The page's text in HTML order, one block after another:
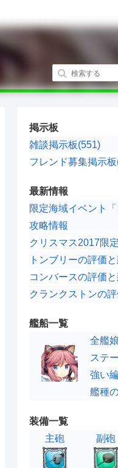
掲示板
雑談掲示板(551)
フレンド募集掲示
最新情報
限定海域イベント
攻略情報
クリスマス2017限
トンブリーの評価
コンバースの評価
クランクストンの
艦船一覧
全艦
ステ
強い
艦種
装備一覧
主砲
副砲